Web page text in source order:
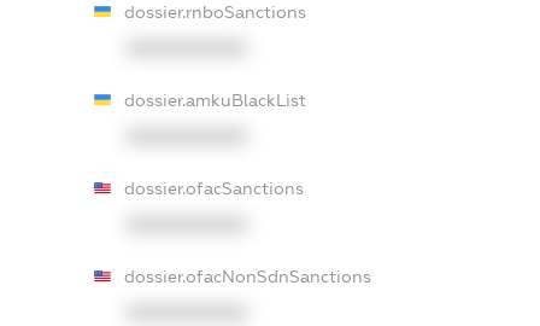
dossier.rnboSanctions
dossier.amkuBlackList
dossier.ofacSanctions
dossier.ofacNonSdnSanctions